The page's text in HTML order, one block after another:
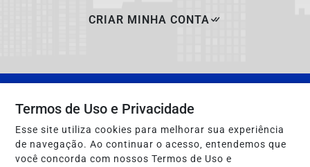
CRIAR MINHA CONTA
Termos de Uso e Privacidade
Esse site utiliza cookies para melhorar sua experiência
de navegação. Ao continuar o acesso, entendemos que
você concorda com nossos Termos de Uso e